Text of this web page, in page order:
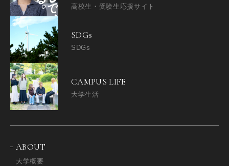
高校生・受験生応援サイト
SDGs
SDGs
CAMPUS LIFE
大学生活
ABOUT
大学概要